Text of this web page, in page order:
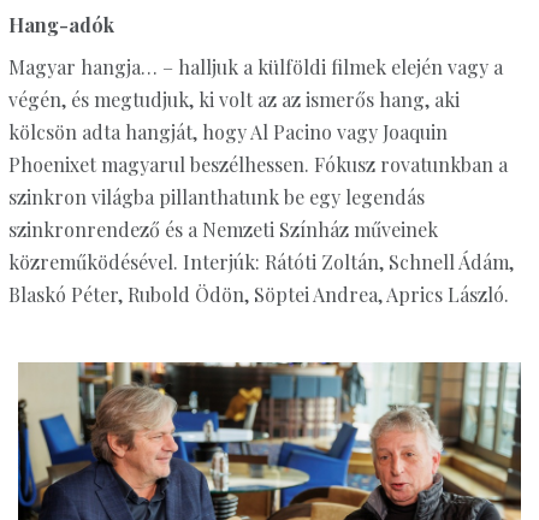
Hang-adók
Magyar hangja… – halljuk a külföldi filmek elején vagy a
végén, és megtudjuk, ki volt az az ismerős hang, aki
kölcsön adta hangját, hogy Al Pacino vagy Joaquin
Phoenixet magyarul beszélhessen. Fókusz rovatunkban a
szinkron világba pillanthatunk be egy legendás
szinkronrendező és a Nemzeti Színház műveinek
közreműködésével. Interjúk: Rátóti Zoltán, Schnell Ádám,
Blaskó Péter, Rubold Ödön, Söptei Andrea, Aprics László.